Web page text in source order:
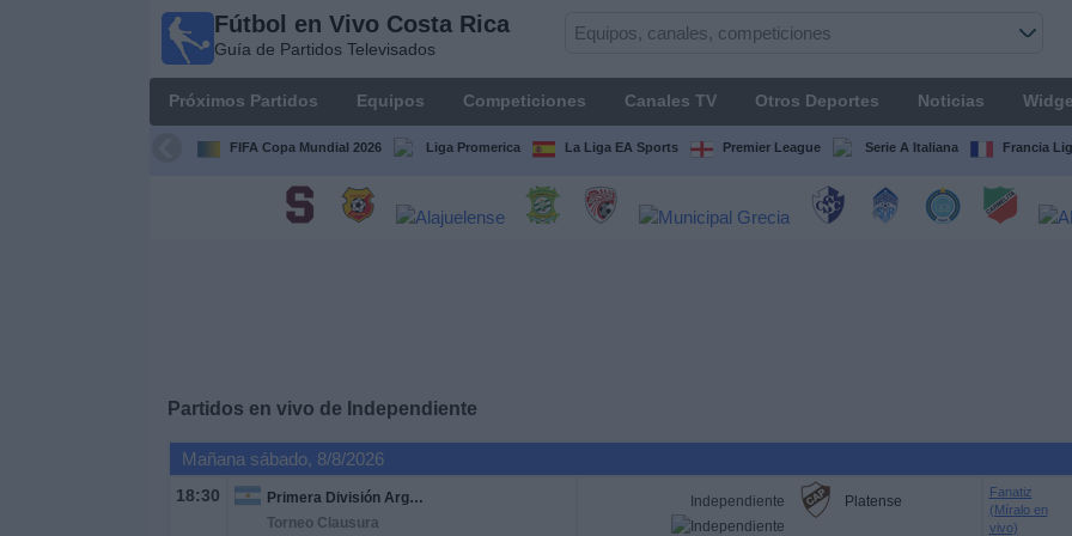
Fútbol en Vivo Costa Rica
Guía de Partidos Televisados
Próximos Partidos Equipos Competiciones Canales TV Otros Deportes Noticias
FIFA Copa Mundial 2026 Liga Promerica La Liga EA Sports Premier League Serie A Italiana Francia
Partidos en vivo de Independiente
Mañana sábado, 8/8/2026
18:30
Primera División Argentina
Torneo Clausura
Independiente Platense
Fanatiz
(Míralo en
vivo)